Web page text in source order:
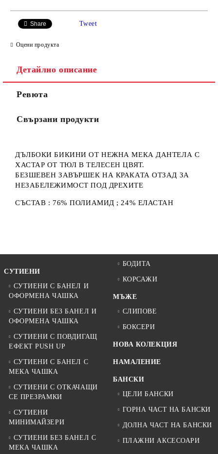
Share Tweet
Оцени продукта
Детайлно описание
Ревюта
Свързани продукти
ДЪЛБОКИ БИКИНИ ОТ НЕЖНА МЕКА ДАНТЕЛА С
ХАСТАР ОТ ТЮЛ В ТЕЛЕСЕН ЦВЯТ.
БЕЗШЕВЕН ЗАВЪРШЕК НА КРАКАТА ОТЗАД ЗА
НЕЗАБЕЛЕЖИМОСТ ПОД ДРЕХИТЕ
СЪСТАВ : 76% ПОЛИАМИД ; 24% ЕЛАСТАН
СУТИЕНИ
СУТИЕНИ С БАНЕЛ И
ОФОРМЕНА ЧАШКА
СУТИЕНИ БЕЗ БАНЕЛ И
ОФОРМЕНА ЧАШКА
СУТИЕНИ С ПОВДИГАЩ
ЕФЕКТ PUSH UP
СУТИЕНИ С БАНЕЛ С
МЕКА ЧАШКА
СУТИЕНИ С ОТКАЧАЩИ
СЕ ПРЕЗРАМКИ
СУТИЕНИ
МИНИМАЙЗЕРИ
СУТИЕНИ БЕЗ БАНЕЛ С
МЕКА ЧАШКА
БОДИТА
КОРСАЖИ
МЪЖЕ
СЛИПОВЕ
БОКСЕРИ
НОВА КОЛЕКЦИЯ
НАМАЛЕНИЕ
БАНСКИ
ЦЕЛИ БАНСКИ
ГОРНА ЧАСТ НА БАНСКИ
ДОЛНА ЧАСТ НА БАНСКИ
ПЛАЖНИ АКСЕСОАРИ